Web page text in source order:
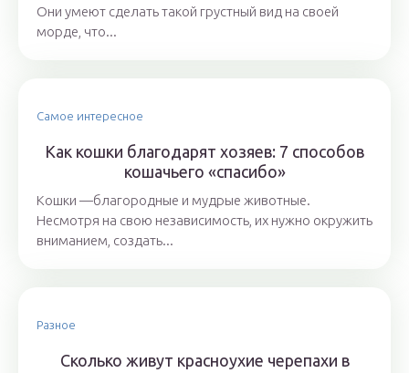
Они умеют сделать такой грустный вид на своей
морде, что...
Самое интересное
Как кошки благодарят хозяев: 7 способов
кошачьего «спасибо»
Кошки —благородные и мудрые животные.
Несмотря на свою независимость, их нужно окружить
вниманием, создать...
Разное
Сколько живут красноухие черепахи в